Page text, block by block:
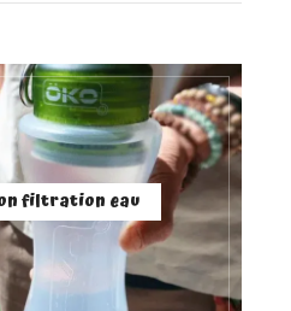
filtration eau